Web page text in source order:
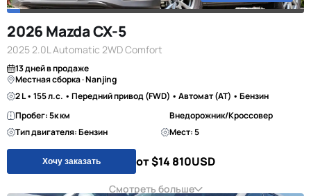
2026 Mazda CX-5
2025 2.0L Automatic 2WD Comfort
13 дней в продаже
Местная сборка · Nanjing
2 L • 155 л.с. • Передний привод (FWD) • Автомат (AT) • Бензин
Пробег: 5к км
Внедорожник/Кроссовер
Тип двигателя: Бензин
Мест: 5
Хочу заказать от $14 810USD
Смотреть больше